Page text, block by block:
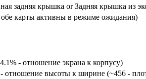
задняя крышка or Задняя крышка из
карты активны в режиме ожидания)
- отношение экрана к корпусу)
отношение высоты к ширине (~456 -